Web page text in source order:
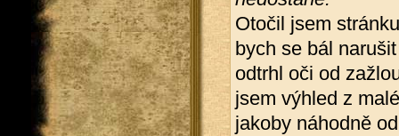
Otočil jsem
bych se bál
odtrhl oči od
jsem výhled z
jakoby náhodně